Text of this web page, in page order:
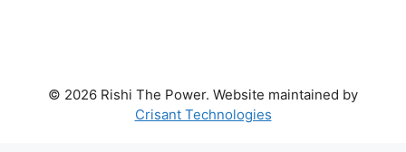
© 2026 Rishi The Power. Website maintained by
Crisant Technologies